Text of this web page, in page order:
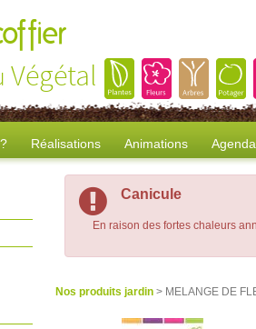
Végétal
Réalisations Animations
Canicule
En raison des fortes chaleurs
Nos produits jardin > MELANGE DE